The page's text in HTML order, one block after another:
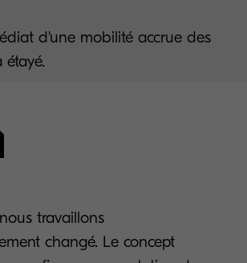
d'une mobilité accrue des
étayé.
travaillons
changé. Le concept